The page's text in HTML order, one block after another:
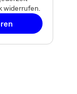
widerrufen.